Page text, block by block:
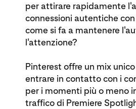
per attirare rapidamente
connessioni autentiche
come si fa a mantenere
l'attenzione?
Pinterest offre un mix
entrare in contatto con i
per i momenti più o meno
traffico di Premiere